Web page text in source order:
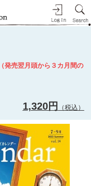
発売翌月頭から３カ月間の
1,320円 （税込）